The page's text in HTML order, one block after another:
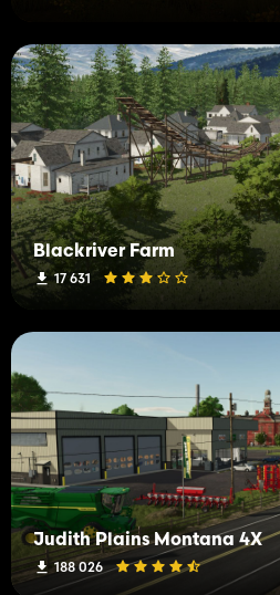
Blackriver Farm
17 631
Judith Plains Montana 4X
188 026